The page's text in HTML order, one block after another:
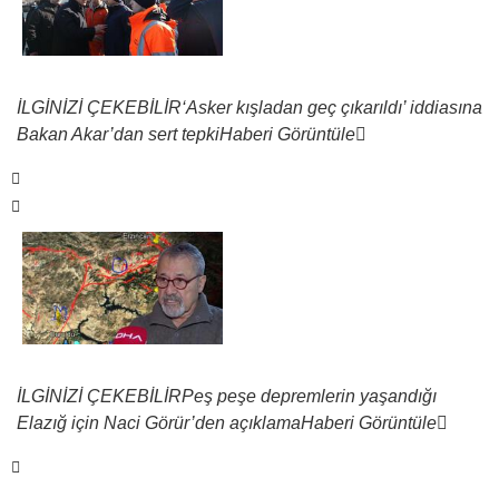
İLGİNİZİ ÇEKEBİLİR‘Asker kışladan geç çıkarıldı’ iddiasına
Bakan Akar’dan sert tepkiHaberi Görüntüle
İLGİNİZİ ÇEKEBİLİRPeş peşe depremlerin yaşandığı
Elazığ için Naci Görür’den açıklamaHaberi Görüntüle